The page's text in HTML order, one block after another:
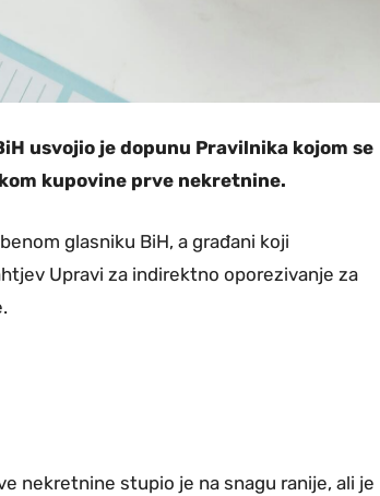
usvojio je dopunu Pravilnika kojom se
kupovine prve nekretnine.
glasniku BiH, a građani koji
Upravi za indirektno oporezivanje za
nekretnine stupio je na snagu ranije, ali je